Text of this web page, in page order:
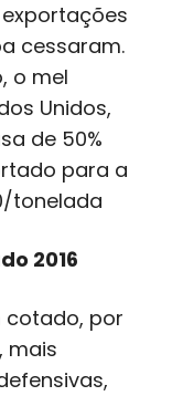
cessaram.
o mel
Unidos,
de 50%
para a
tonelada
2016
cotado, por
mais